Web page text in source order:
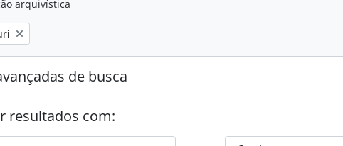
arquivística
de busca
resultados com: